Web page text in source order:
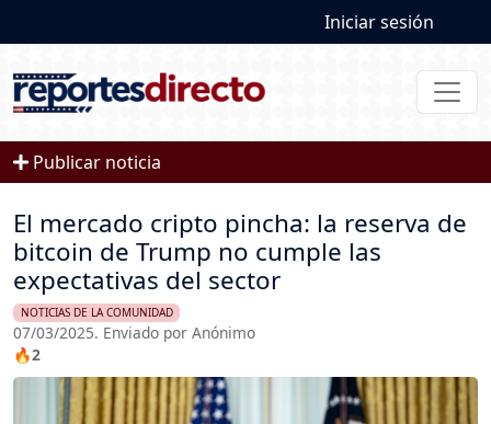
User
Iniciar sesión
Publicar noticia
El mercado cripto pincha: la reserva de
bitcoin de Trump no cumple las
expectativas del sector
NOTICIAS DE LA COMUNIDAD
07/03/2025. Enviado por Anónimo
🔥2
Imagen